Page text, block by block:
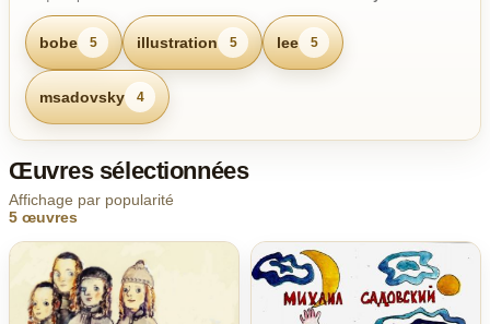
bobe 5 illustration 5 lee 5
msadovsky 4
Œuvres sélectionnées
Affichage par popularité
5 œuvres